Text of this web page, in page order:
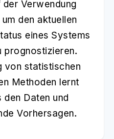
Verwendung
den aktuellen
eines Systems
prognostizieren.
von statistischen
Methoden lernt
Daten und
Vorhersagen.